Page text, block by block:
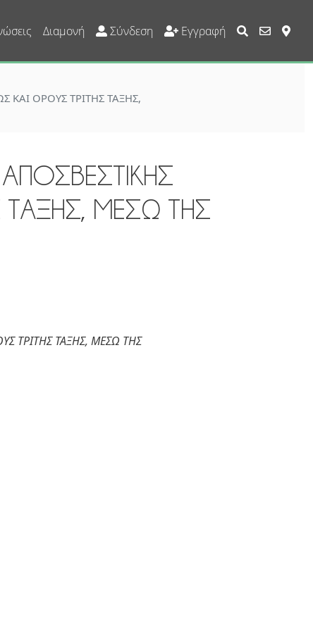
Διαμονή User Account Custom
Σύνδεση Εγγραφή
ΚΑΙ ΟΡΟΥΣ ΤΡΙΤΗΣ ΤΑΞΗΣ,
ΤΑΞΗΣ, ΜΕΣΩ ΤΗΣ
ΤΡΙΤΗΣ ΤΑΞΗΣ, ΜΕΣΩ ΤΗΣ